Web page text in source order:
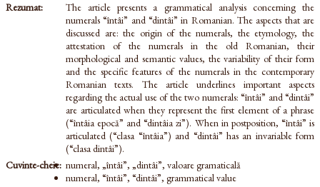
Rezumat:
The article presents a grammatical analysis concerning the
numerals “întâi” and “dintâi” in Romanian. The aspects that are
discussed are: the origin of the numerals, the etymology, the
attestation of the numerals in the old Romanian, their
morphological and semantic values, the variability of their form
and the specific features of the numerals in the contemporary
Romanian texts. The article underlines important aspects
regarding the actual use of the two numerals: “întâi” and “dintâi”
are articulated when they represent the first element of a phrase
(“întâia epocă” and “dintâia zi”). When in postposition, “întâi” is
articulated (“clasa “întâia”) and “dintâi” has an invariable form
(“clasa dintâi”).
Cuvinte-cheie: numeral, „întâi”, „dintâi”, valoare gramaticală
numeral, “întâi”, “dintâi”, grammatical value